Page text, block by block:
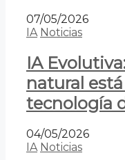
07/05/2026
IA Noticias
IA
natural
tecnología
04/05/2026
IA Noticias